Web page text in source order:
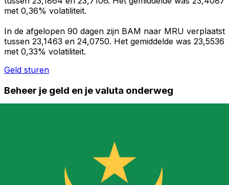
met 0,36% volatiliteit.
In de afgelopen 90 dagen zijn BAM naar MRU verplaatst
tussen 23,1463 en 24,0750. Het gemiddelde was 23,5536
met 0,33% volatiliteit.
Geld sturen
Beheer je geld en je valuta onderweg
buitenland zonder verborgen kosten. Download